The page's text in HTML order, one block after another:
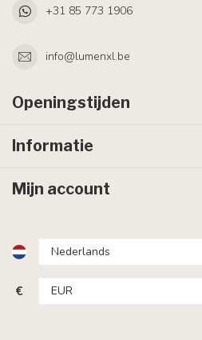
+31 85 773 1906
info@lumenxl.be
Openingstijden
Informatie
Mijn account
€